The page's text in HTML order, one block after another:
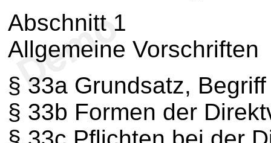
Abschnitt 1
Allgemeine Vorschriften
§ 33a Grundsatz, Begriff
§ 33b Formen der